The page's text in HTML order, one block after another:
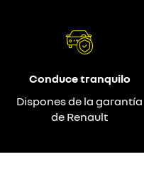
Conduce tranquilo
Dispones de la garantía
de Renault